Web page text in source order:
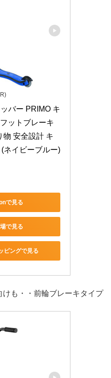
バー PRIMO キ
ットブレーキ
物 安全設計 キ
ネイビーブルー)
で見る
で見る
ピングで見る
も・・前輪ブレーキタイプ